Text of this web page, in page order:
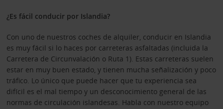
¿Es fácil conducir por Islandia?
Con uno de nuestros coches de alquiler, conducir en Islandia
es muy fácil si lo haces por carreteras asfaltadas (incluida la
Carretera de Circunvalación o Ruta 1). Estas carreteras suelen
estar en muy buen estado, y tienen mucha señalización y poco
tráfico. Lo único que puede hacer que tu experiencia sea
difícil es el mal tiempo y un desconocimiento general de las
normas de circulación islandesas. Habla con nuestro equipo